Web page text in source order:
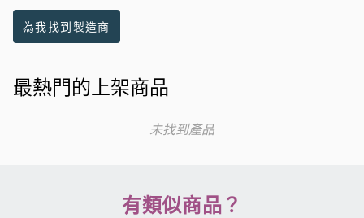
為我找到製造商
最熱門的上架商品
未找到產品
有類似商品？